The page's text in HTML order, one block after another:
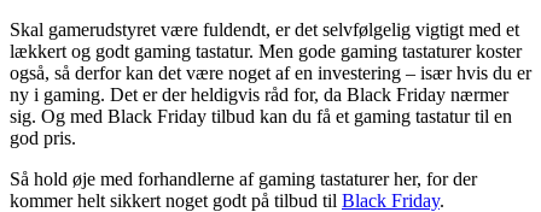
Skal gamerudstyret være fuldendt, er det selvfølgelig vigtigt med et
lækkert og godt gaming tastatur. Men gode gaming tastaturer koster
også, så derfor kan det være noget af en investering – især hvis du er
ny i gaming. Det er der heldigvis råd for, da Black Friday nærmer
sig. Og med Black Friday tilbud kan du få et gaming tastatur til en
god pris.
Så hold øje med forhandlerne af gaming tastaturer her, for der
kommer helt sikkert noget godt på tilbud til Black Friday.